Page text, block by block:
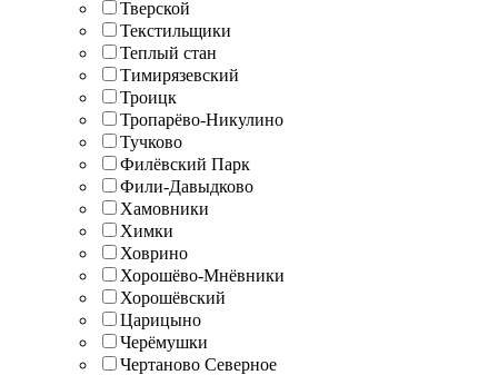
Тверской
Текстильщики
Теплый стан
Тимирязевский
Троицк
Тропарёво-Никулино
Тучково
Филёвский Парк
Фили-Давыдково
Хамовники
Химки
Ховрино
Хорошёво-Мнёвники
Хорошёвский
Царицыно
Черёмушки
Чертаново Северное